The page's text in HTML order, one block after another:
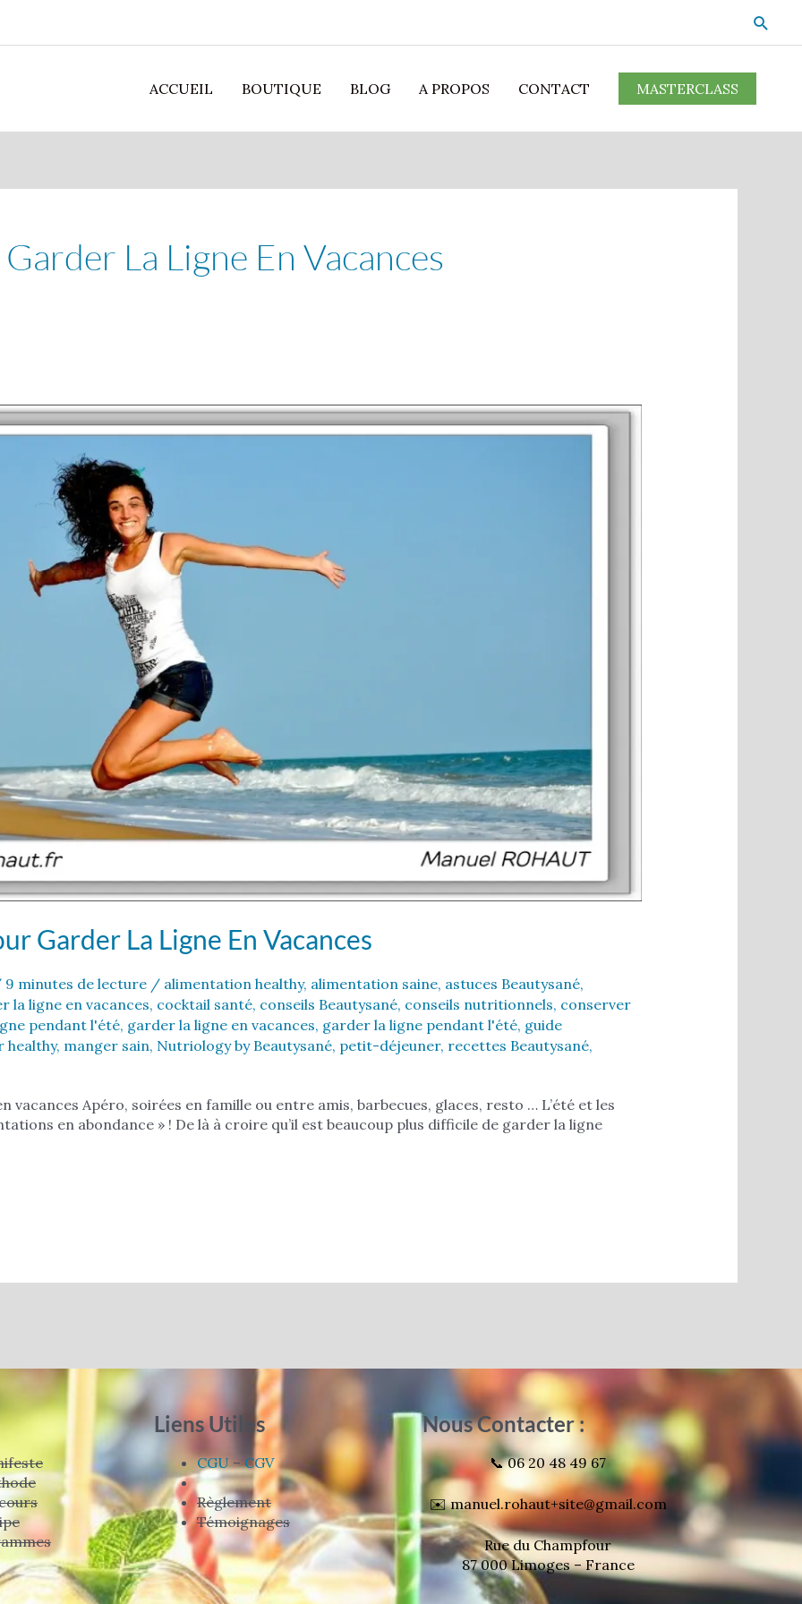
ACCUEIL BOUTIQUE BLOG A PROPOS CONTACT MASTERCLASS
La Ligne En Vacances
Garder La Ligne En Vacances
9 minutes de lecture/ alimentation healthy, alimentation saine, astuces Beautysané,
la ligne en vacances, cocktail santé, conseils Beautysané, conseils nutritionnels, conserver
pendant l'été, garder la ligne en vacances, garder la ligne pendant l'été, guide
healthy, manger sain, Nutriology by Beautysané, petit-déjeuner, recettes Beautysané,
vacances Apéro, soirées en famille ou entre amis, barbecues, glaces, resto … L’été et les
en abondance » ! De là à croire qu’il est beaucoup plus difficile de garder la ligne
Liens Utiles
CGU–CGV
Règlement
Témoignages
Nous Contacter :
📞 06 20 48 49 67
✉️ manuel.rohaut+site@gmail.com
Rue du Champfour
87 000 Limoges – France